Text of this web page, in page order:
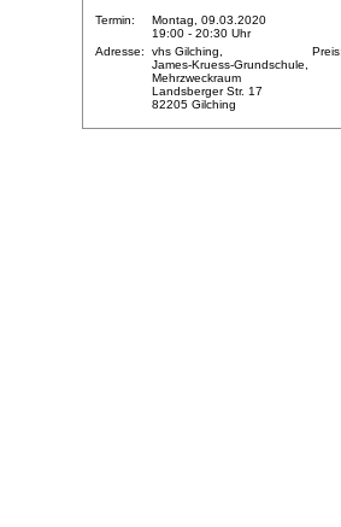
Termin:
Montag, 09.03.2020
19:00 - 20:30 Uhr
Adresse:
vhs Gilching,
James-Kruess-Grundschule,
Mehrzweckraum
Landsberger Str. 17
82205 Gilching